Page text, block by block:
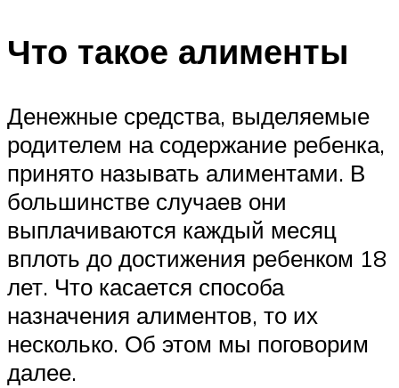
Что такое алименты
Денежные средства, выделяемые
родителем на содержание ребенка,
принято называть алиментами. В
большинстве случаев они
выплачиваются каждый месяц
вплоть до достижения ребенком 18
лет. Что касается способа
назначения алиментов, то их
несколько. Об этом мы поговорим
далее.